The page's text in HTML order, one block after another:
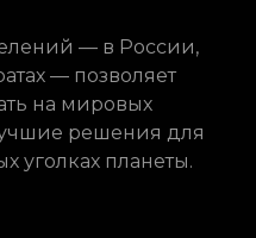
— в России,
— позволяет
на мировых
решения для
уголках планеты.